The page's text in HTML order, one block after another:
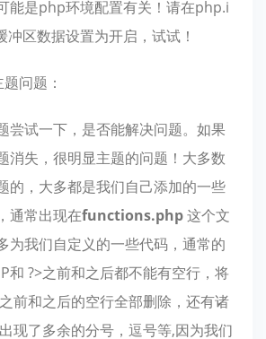
能是php环境配置有关！请在php.i
区数据设置为开启，试试！
问题：
尝试一下，是否能解决问题。如果
消失，很明显主题的问题！大多数
的，大多都是我们自己添加的一些
通常出现在functions.php这个文
为我们自定义的一些代码，通常的
和 ?>之前和之后都不能有空行，将
前和之后的空行全部删除，还有诸
现了多余的分号，逗号等,因为我们